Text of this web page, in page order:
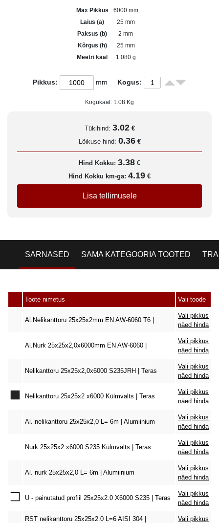
Max Pikkus
6000 mm
Laius (a)
25 mm
Paksus (b)
2 mm
Kõrgus (h)
25 mm
Meetri kaal
1 080 g
Pikkus: mm Kogus:
Kogukaal: 1.08 Kg
Tükihind: 3.02 €
Lõikuse hind: 0.36 €
Hind Kokku: 3.38 €
Hind Kokku km-ga: 4.19 €
Lisa tellimusele
SARNASED SAMA KATEGOORIA TOOTED
Toote nimetus Vali toode
Al.Nelikanttoru 25x25x2mm EN AW-6060 T6 |
Vali pikkus
näed hinda
Al.Nurk 25x25x2,0x6000mm EN AW-6060 |
Vali pikkus
näed hinda
Nelikanttoru 25x25x2,0x6000 S235JRH | Teras
Vali pikkus
näed hinda
Nelikanttoru 25x25x2 x6000 Külmvalts | Teras
Vali pikkus
näed hinda
Al. nelikanttoru 25x25x2,0 L= 6m | Alumiinium
Vali pikkus
näed hinda
Nurk 25x25x2 x6000 S235 Külmvalts | Teras
Vali pikkus
näed hinda
Al. nurk 25x25x2,0 L= 6m | Alumiinium
Vali pikkus
näed hinda
U - painutatud profiil 25x25x2.0 X6000 S235 | Teras
Vali pikkus
näed hinda
RST nelikanttoru 25x25x2.0 L=6 AISI 304 |
Vali pikkus